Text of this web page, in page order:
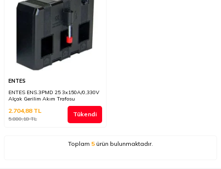
ENTES
ENTES ENS.3PMD 25 3x150A/0,330V
Alçak Gerilim Akım Trafosu
5.880,18TL
2.704,88TL Tükendi
Toplam 5 ürün bulunmaktadır.